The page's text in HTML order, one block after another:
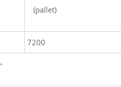
(pallet)
7200